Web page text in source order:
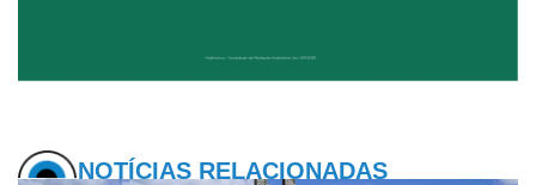
NOTÍCIAS RELACIONADAS